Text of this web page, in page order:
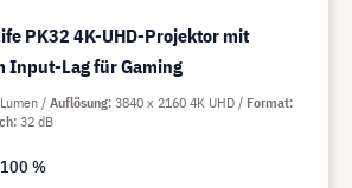
PK32 4K-UHD-Projektor mit
Input-Lag für Gaming
Auflösung 3840 x 2160 4K UHD
Format
32 dB
100 %